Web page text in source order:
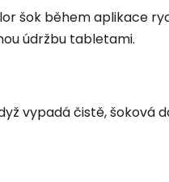
šok během aplikace
údržbu tabletami.
vypadá čistě, šoková